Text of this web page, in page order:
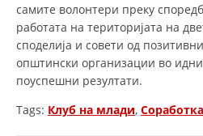
ОРГАНИЗАЦИЈА
РАКОВОДЕН
СТРУКТУРА И
самите волонтери преку
работата на територијата на
споделија и совети од
општински организации во
поуспешни резултати.
Tags: Клуб на млади, Соработка